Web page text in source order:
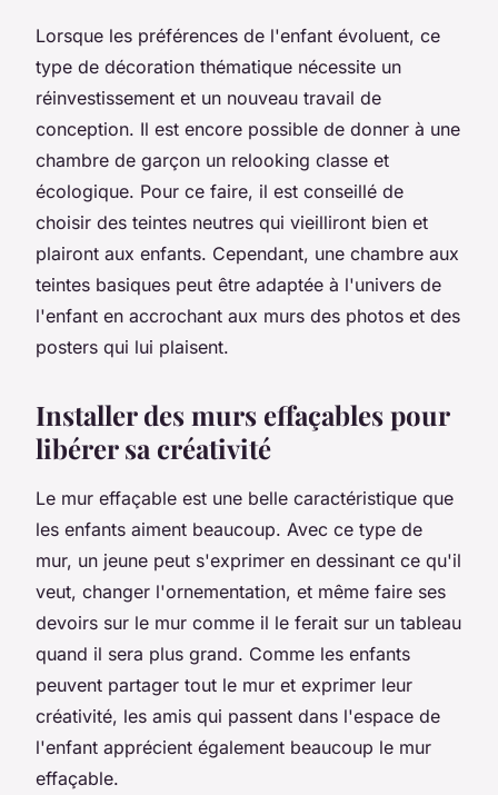
Lorsque les préférences de l'enfant évoluent, ce
type de décoration thématique nécessite un
réinvestissement et un nouveau travail de
conception. Il est encore possible de donner à une
chambre de garçon un relooking classe et
écologique. Pour ce faire, il est conseillé de
choisir des teintes neutres qui vieilliront bien et
plairont aux enfants. Cependant, une chambre aux
teintes basiques peut être adaptée à l'univers de
l'enfant en accrochant aux murs des photos et des
posters qui lui plaisent.
Installer des murs effaçables pour
libérer sa créativité
Le mur effaçable est une belle caractéristique que
les enfants aiment beaucoup. Avec ce type de
mur, un jeune peut s'exprimer en dessinant ce qu'il
veut, changer l'ornementation, et même faire ses
devoirs sur le mur comme il le ferait sur un tableau
quand il sera plus grand. Comme les enfants
peuvent partager tout le mur et exprimer leur
créativité, les amis qui passent dans l'espace de
l'enfant apprécient également beaucoup le mur
effaçable.